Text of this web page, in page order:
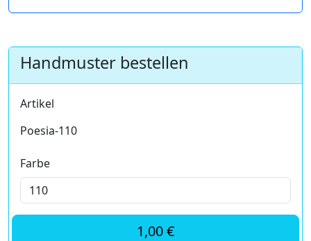
Handmuster bestellen
Artikel
Poesia-110
Farbe
1,00 €